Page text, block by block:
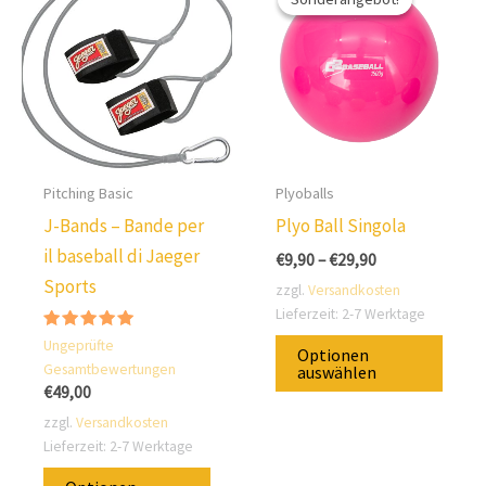
Pitching Basic
J-Bands – Bande per
il baseball di Jaeger
Sports
Bewertung:
5.00
von 5
Ungeprüfte
Gesamtbewertungen
€49,00
zzgl.Versandkosten
Lieferzeit: 2-7 Werktage
Dieses
Plyoballs
Plyo Ball Singola
€9,90–€29,90
zzgl.Versandkosten
Lieferzeit: 2-7 Werktage
Optionen
auswählen